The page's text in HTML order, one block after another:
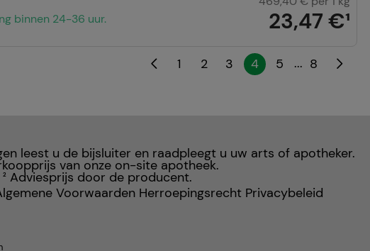
binnen 24-36 uur. 23,47 €¹
1 2 3 4 5 ... 8
leest u de bijsluiter en raadpleegt u uw arts of apotheker.
van onze on-site apotheek.
2 Adviesprijs door de producent.
Voorwaarden Herroepingsrecht Privacybeleid